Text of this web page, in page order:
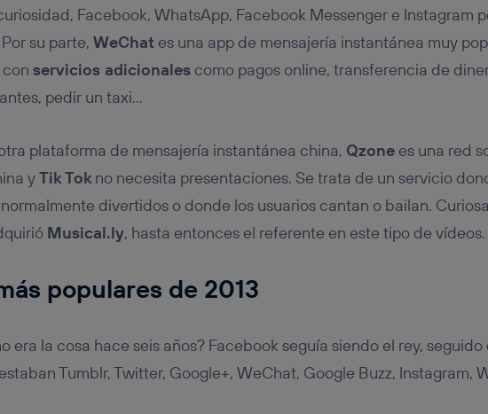
Facebook, WhatsApp, Facebook Messenger e Instagram
su parte, WeChat es una app de mensajería instantánea muy
servicios adicionalescomo pagos online, transferencia de
pedir un taxi…
plataforma de mensajería instantánea china, Qzonees una red
yTik Tokno necesita presentaciones. Se trata de un servicio
divertidos o donde los usuarios cantan o bailan.
Musical.ly, hasta entonces el referente en este tipo de vídeos.
populares de 2013
era la cosa hace seis años? Facebook seguía siendo el rey,
Tumblr, Twitter, Google+, WeChat, Google Buzz, Instagram,